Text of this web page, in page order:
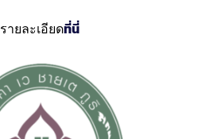
รายละเอียดที่นี่